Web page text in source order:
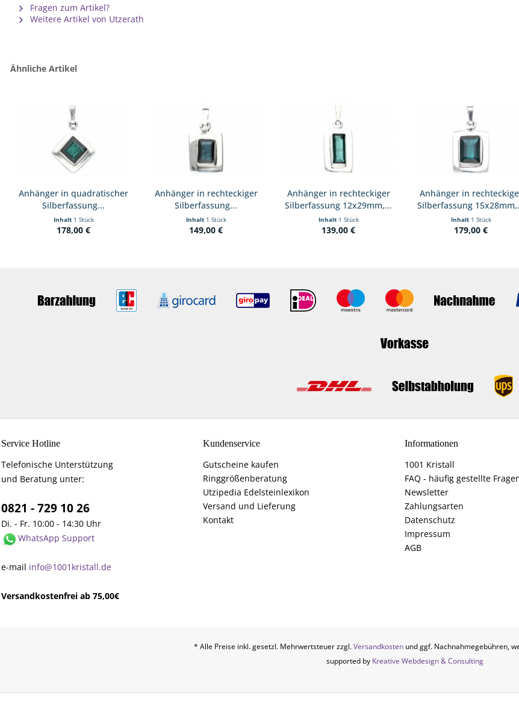
Fragen zum Artikel?
Weitere Artikel von Utzerath
Ähnliche Artikel
Anhänger in quadratischer
Silberfassung...
Inhalt 1 Stück
178,00 €
Anhänger in rechteckiger
Silberfassung...
Inhalt 1 Stück
149,00 €
Anhänger in rechteckiger
Silberfassung 12x29mm,...
Inhalt 1 Stück
139,00 €
Anhänger in
Silberfassung
Inhalt 1 Stück
179,00 €
Service Hotline
Telefonische Unterstützung
und Beratung unter:
0821 - 729 10 26
Di. - Fr. 10:00 - 14:30 Uhr
WhatsApp Support
e-mail info@1001kristall.de
Versandkostenfrei ab 75,00€
Kundenservice
Gutscheine kaufen
Ringgrößenberatung
Utzipedia Edelsteinlexikon
Versand und Lieferung
Kontakt
Informationen
1001 Kristall
FAQ - häufig gestellte
Newsletter
Zahlungsarten
Datenschutz
Impressum
AGB
* Alle Preise inkl. gesetzl. Mehrwertsteuer zzgl.Versandkostenund ggf. Nachnahmegebühren,
supported by Kreative Webdesign & Consulting